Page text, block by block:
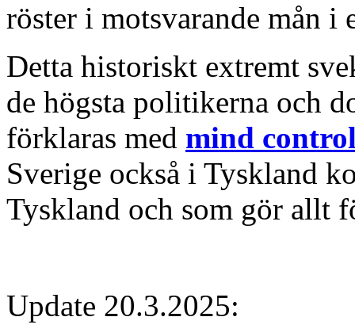
röster i motsvarande mån i
Detta historiskt extremt
de högsta politikerna och
förklaras med mind
Sverige också i Tyskland
Tyskland och som gör allt
Update 20.3.2025: